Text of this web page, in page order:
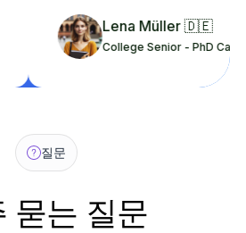
Lena Müller 󠁧󠁢󠁥󠁮󠁧🇩🇪
College Senior - PhD Candidate
질문
묻는 질문